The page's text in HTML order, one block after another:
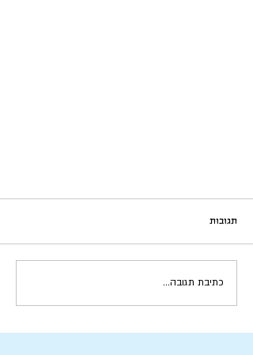
תגובות
כתיבת תגובה...